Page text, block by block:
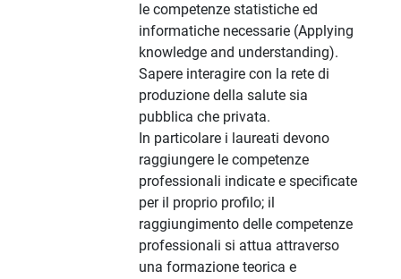
le competenze statistiche ed
informatiche necessarie (Applying
knowledge and understanding).
Sapere interagire con la rete di
produzione della salute sia
pubblica che privata.
In particolare i laureati devono
raggiungere le competenze
professionali indicate e specificate
per il proprio profilo; il
raggiungimento delle competenze
professionali si attua attraverso
una formazione teorica e